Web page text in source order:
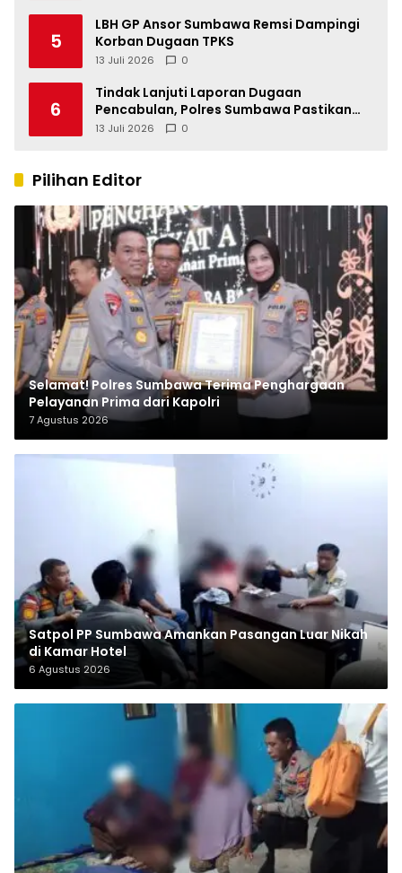
5
LBH GP Ansor Sumbawa Remsi Dampingi
Korban Dugaan TPKS
13 Juli 2026 0
6
Tindak Lanjuti Laporan Dugaan
Pencabulan, Polres Sumbawa Pastikan
Proses Penyelidikan Berjalan Maksimal
13 Juli 2026 0
Pilihan Editor
Selamat! Polres Sumbawa Terima Penghargaan
Pelayanan Prima dari Kapolri
7 Agustus 2026
Satpol PP Sumbawa Amankan Pasangan Luar Nikah
di Kamar Hotel
6 Agustus 2026